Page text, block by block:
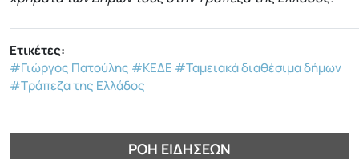
Ετικέτες:
#Γιώργος Πατούλης #ΚΕΔΕ #Ταμειακά διαθέσιμα δήμων
#Τράπεζα της Ελλάδος
ΡΟΉ ΕΙΔΉΣΕΩΝ